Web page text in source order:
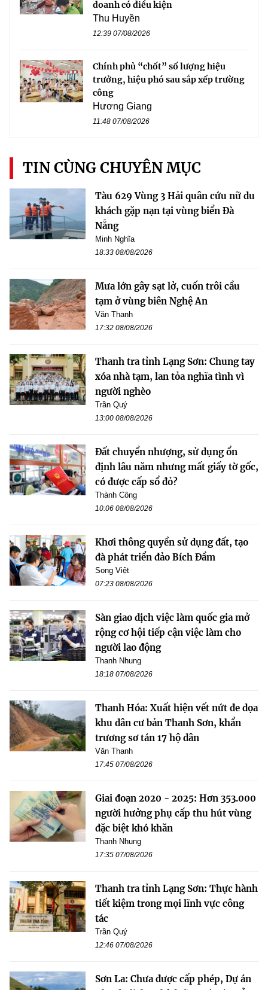
doanh có điều kiện
Thu Huyền
12:39 07/08/2026
Chính phủ “chốt” số lượng hiệu
trưởng, hiệu phó sau sắp xếp trường
công
Hương Giang
11:48 07/08/2026
TIN CÙNG CHUYÊN MỤC
Tàu 629 Vùng 3 Hải quân cứu nữ du
khách gặp nạn tại vùng biển Đà
Nẵng
Minh Nghĩa
18:33 08/08/2026
Mưa lớn gây sạt lở, cuốn trôi cầu
tạm ở vùng biên Nghệ An
Văn Thanh
17:32 08/08/2026
Thanh tra tỉnh Lạng Sơn: Chung tay
xóa nhà tạm, lan tỏa nghĩa tình vì
người nghèo
Trần Quý
13:00 08/08/2026
Đất chuyển nhượng, sử dụng ổn
định lâu năm nhưng mất giấy tờ gốc,
có được cấp sổ đỏ?
Thành Công
10:06 08/08/2026
Khơi thông quyền sử dụng đất, tạo
đà phát triển đảo Bích Đầm
Song Việt
07:23 08/08/2026
Sàn giao dịch việc làm quốc gia mở
rộng cơ hội tiếp cận việc làm cho
người lao động
Thanh Nhung
18:18 07/08/2026
Thanh Hóa: Xuất hiện vết nứt đe dọa
khu dân cư bản Thanh Sơn, khẩn
trương sơ tán 17 hộ dân
Văn Thanh
17:45 07/08/2026
Giai đoạn 2020 - 2025: Hơn 353.000
người hưởng phụ cấp thu hút vùng
đặc biệt khó khăn
Thanh Nhung
17:35 07/08/2026
Thanh tra tỉnh Lạng Sơn: Thực hành
tiết kiệm trong mọi lĩnh vực công
tác
Trần Quý
12:46 07/08/2026
Sơn La: Chưa được cấp phép, Dự án